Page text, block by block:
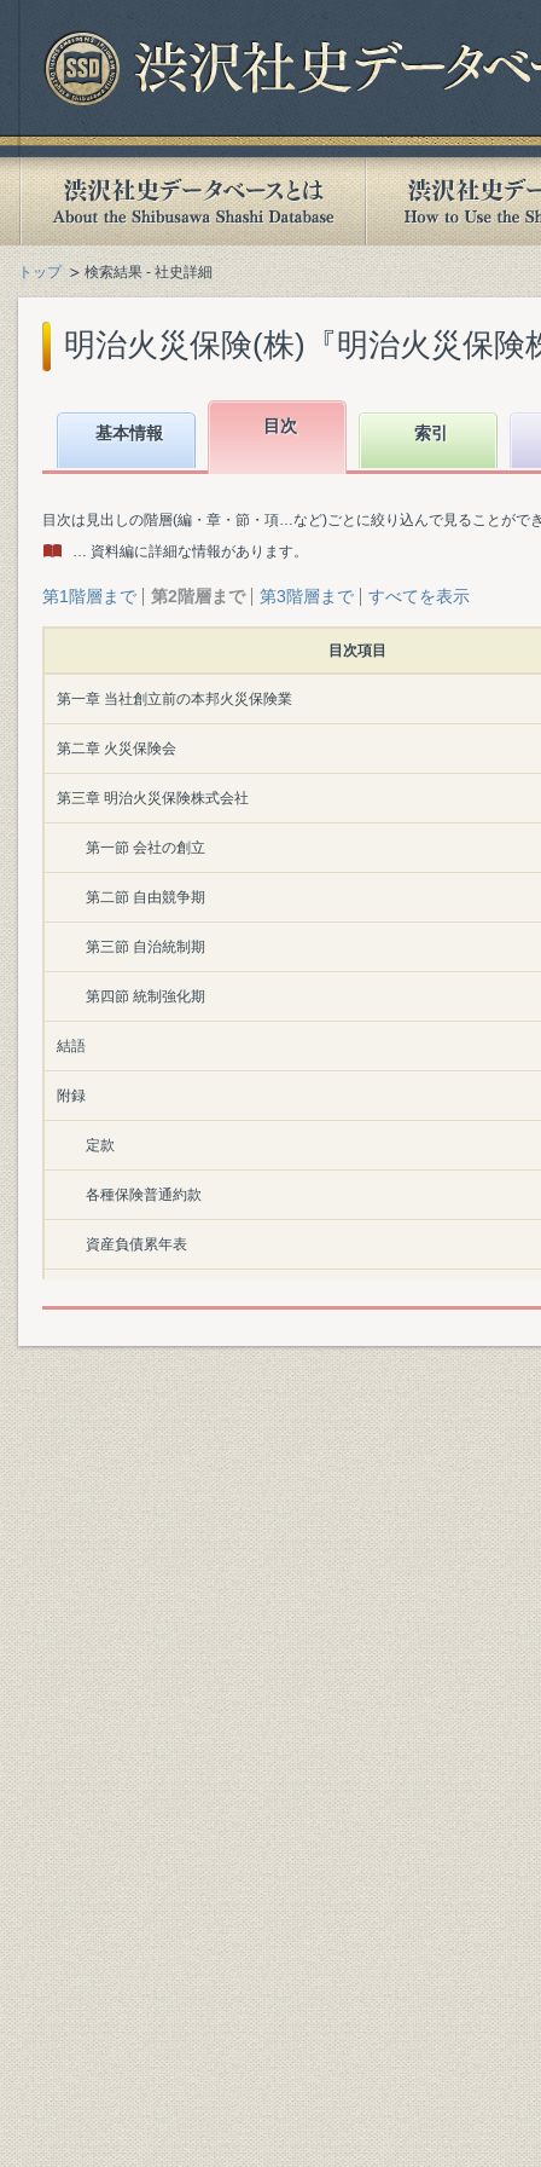
トップ 検索結果 - 社史詳細
明治火災保険(株)『明治火災保険
基本情報 目次 索引
目次は見出しの階層(編・章・節・項…など)ごとに絞り込んで見ることがで
… 資料編に詳細な情報があります。
第1階層まで 第2階層まで 第3階層まで すべてを表示
目次項目
第一章 当社創立前の本邦火災保険業
第二章 火災保険会
第三章 明治火災保険株式会社
第一節 会社の創立
第二節 自由競争期
第三節 自治統制期
第四節 統制強化期
結語
附録
定款
各種保険普通約款
資産負債累年表
歴代役員一覧表
営業機関並に沿革
福利施設
大火年表(焼失戸数約千戸以上のもの)